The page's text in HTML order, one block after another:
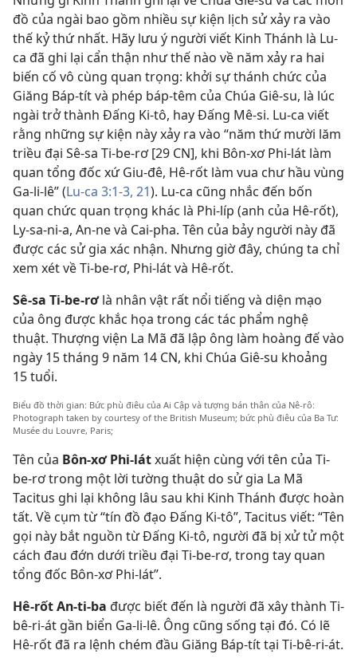
đồ của ngài bao gồm nhiều sự kiện lịch sử xảy ra vào
thế kỷ thứ nhất. Hãy lưu ý người viết Kinh Thánh là Lu-
ca đã ghi lại cẩn thận như thế nào về năm xảy ra hai
biến cố vô cùng quan trọng: khởi sự thánh chức của
Giăng Báp-tít và phép báp-têm của Chúa Giê-su, là lúc
ngài trở thành Đấng Ki-tô, hay Đấng Mê-si. Lu-ca viết
rằng những sự kiện này xảy ra vào “năm thứ mười lăm
triều đại Sê-sa Ti-be-rơ [29 CN], khi Bôn-xơ Phi-lát làm
quan tổng đốc xứ Giu-đê, Hê-rốt làm vua chư hầu vùng
Ga-li-lê” (Lu-ca 3:1-3, 21). Lu-ca cũng nhắc đến bốn
quan chức quan trọng khác là Phi-líp (anh của Hê-rốt),
Ly-sa-ni-a, An-ne và Cai-pha. Tên của bảy người này đã
được các sử gia xác nhận. Nhưng giờ đây, chúng ta chỉ
xem xét về Ti-be-rơ, Phi-lát và Hê-rốt.
Sê-sa Ti-be-rơlà nhân vật rất nổi tiếng và diện mạo
của ông được khắc họa trong các tác phẩm nghệ
thuật. Thượng viện La Mã đã lập ông làm hoàng đế vào
ngày 15 tháng 9 năm 14 CN, khi Chúa Giê-su khoảng
15 tuổi.
Biểu đồ thời gian: Bức phù điêu của Ai Cập và tượng bán thân của Nê-rô:
Photograph taken by courtesy of the British Museum; bức phù điêu của Ba Tư:
Musée du Louvre, Paris;
Tên của Bôn-xơ Phi-látxuất hiện cùng với tên của Ti-
be-rơ trong một lời tường thuật do sử gia La Mã
Tacitus ghi lại không lâu sau khi Kinh Thánh được hoàn
tất. Về cụm từ “tín đồ đạo Đấng Ki-tô”, Tacitus viết: “Tên
gọi này bắt nguồn từ Đấng Ki-tô, người đã bị xử tử một
cách đau đớn dưới triều đại Ti-be-rơ, trong tay quan
tổng đốc Bôn-xơ Phi-lát”.
Hê-rốt An-ti-ba được biết đến là người đã xây thành Ti-
bê-ri-át gần biển Ga-li-lê. Ông cũng sống tại đó. Có lẽ
Hê-rốt đã ra lệnh chém đầu Giăng Báp-tít tại Ti-bê-ri-át.